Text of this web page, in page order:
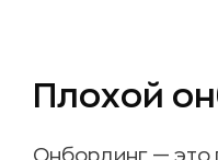
Плохой
Онбординг — это